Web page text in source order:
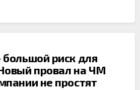
большой риск для
провал на ЧМ
не простят